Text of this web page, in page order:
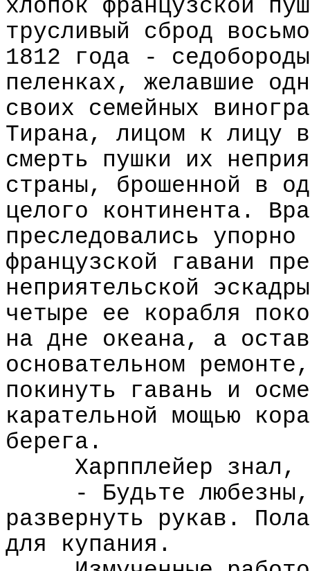
хлопок французской
трусливый сброд
1812 года -
пеленках, желавшие
своих семейных
Тирана, лицом к лицу
смерть пушки их
страны, брошенной в
целого континента.
преследовались
французской гавани
неприятельской
четыре ее корабля
на дне океана, а
основательном
покинуть гавань и
карательной мощью
берега.
Харпплейер
- Будьте
развернуть рукав.
для купания.